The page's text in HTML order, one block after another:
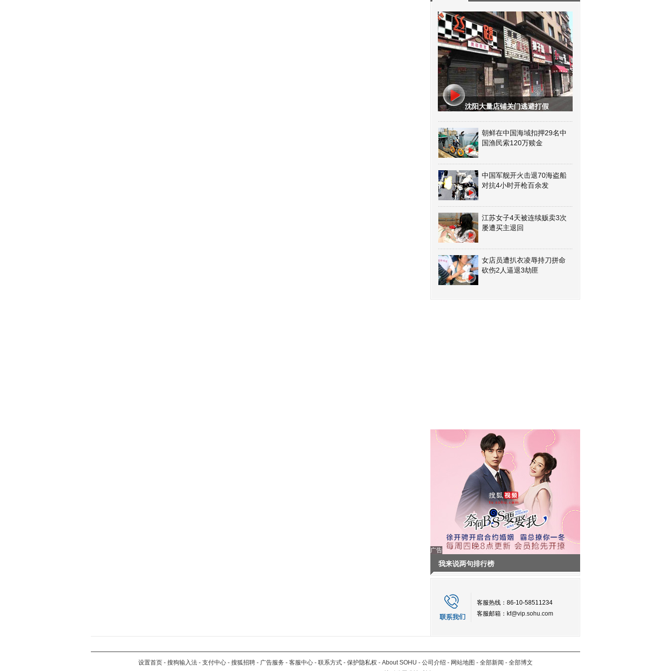
沈阳大量店铺关门逃避打假
朝鲜在中国海域扣押29名中
国渔民索120万赎金
中国军舰开火击退70海盗船
对抗4小时开枪百余发
江苏女子4天被连续贩卖3次
屡遭买主退回
女店员遭扒衣凌辱持刀拼命
砍伤2人逼退3劫匪
广告
我来说两句排行榜
客服热线：86-10-58511234
客服邮箱： kf@vip.sohu.com
设置首页 - 搜狗输入法 - 支付中心 - 搜狐招聘 - 广告服务 - 客服中心 - 联系方式 - 保护隐私权 - About SOHU - 公司介绍 - 网站地图 - 全部新闻 - 全部博文